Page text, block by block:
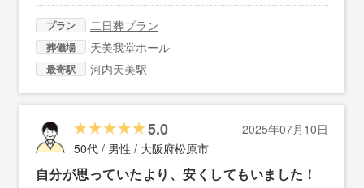
プラン 二日葬プラン
葬儀場 天美我堂ホール
最寄駅 河内天美駅
5.0
2025年07月10日
50代 / 男性 / 大阪府松原市
自分が思っていたより、安くしてもいました！